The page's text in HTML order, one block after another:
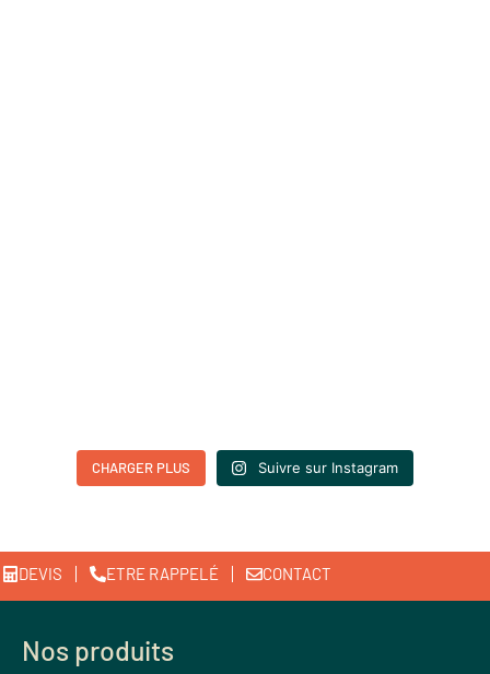
CHARGER PLUS Suivre sur Instagram
DEVIS ETRE RAPPELÉ CONTACT
Nos produits